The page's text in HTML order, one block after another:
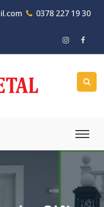
0378 227 19 30